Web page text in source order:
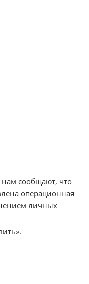
нам сообщают, что
операционная
личных